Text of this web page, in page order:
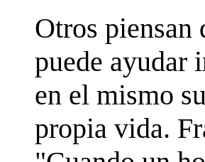
Otros
puede ayudar
en el mismo
propia vida.